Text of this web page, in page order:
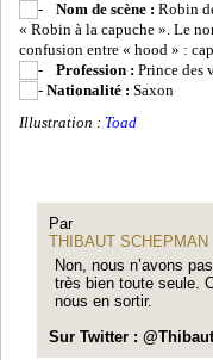
Nom de scène : Robin
« Robin à la capuche ». Le
confusion entre « hood » :
Profession : Prince des
Nationalité : Saxon
Illustration : Toad
Par
THIBAUT SCHEPMAN
Non, nous n’avons
très bien toute seule.
nous en sortir.
Sur Twitter :